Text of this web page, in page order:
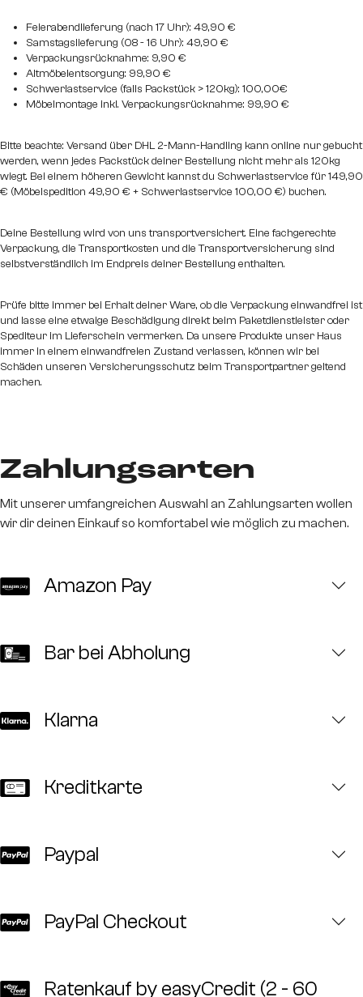
Feierabendlieferung (nach 17 Uhr): 49,90 €
Samstagslieferung (08 - 16 Uhr): 49,90 €
Verpackungsrücknahme: 9,90 €
Altmöbelentsorgung: 99,90 €
Schwerlastservice (falls Packstück > 120kg): 100,00€
Möbelmontage inkl. Verpackungsrücknahme: 99,90 €
Bitte beachte: Versand über DHL 2-Mann-Handling kann online nur gebucht
werden, wenn jedes Packstück deiner Bestellung nicht mehr als 120kg
wiegt. Bei einem höheren Gewicht kannst du Schwerlastservice für 149,90
€ (Möbelspedition 49,90 € + Schwerlastservice 100,00 €) buchen.
Deine Bestellung wird von uns transportversichert. Eine fachgerechte
Verpackung, die Transportkosten und die Transportversicherung sind
selbstverständlich im Endpreis deiner Bestellung enthalten.
Prüfe bitte immer bei Erhalt deiner Ware, ob die Verpackung einwandfrei ist
und lasse eine etwaige Beschädigung direkt beim Paketdienstleister oder
Spediteur im Lieferschein vermerken. Da unsere Produkte unser Haus
immer in einem einwandfreien Zustand verlassen, können wir bei
Schäden unseren Versicherungsschutz beim Transportpartner geltend
machen.
Zahlungsarten
Mit unserer umfangreichen Auswahl an Zahlungsarten wollen
wir dir deinen Einkauf so komfortabel wie möglich zu machen.
Amazon Pay
Bar bei Abholung
Klarna
Kreditkarte
Paypal
PayPal Checkout
Ratenkauf by easyCredit (2 - 60